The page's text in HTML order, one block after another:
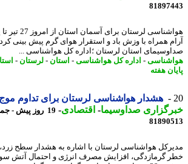
هواشناسی لرستان برای
همراه با وزش باد و استقرار هوای گرم پیش بینی کرد. -
استان لرستان ؛اداره کل هواشناسی ...
-اداره کل هواشناسی-استان-لرستان-استان
هفته
هشدار هواشناسی لرستان برای تداوم موج
صداوسیما-اقتصادی-19 روز پیش - جمعه 26 تیر 1405، 17:20
هواشناسی لرستان با اشاره به هشدار سطح زرد،
گرمازدگی، افزایش مصرف انرژی و احتمال آتش سوزی